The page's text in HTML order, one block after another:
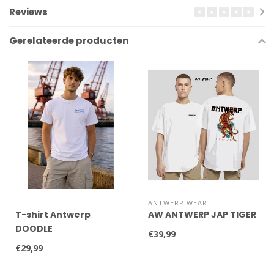
Reviews
Gerelateerde producten
T-shirt Antwerp
DOODLE
€29,99
ANTWERP WEAR
AW ANTWERP JAP TIGER
€39,99